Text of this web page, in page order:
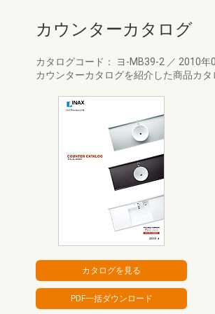
カウンターカタログ
カタログコード： ヨ-MB39-2 ／ 2010年
カウンターカタログを紹介した商品カタ